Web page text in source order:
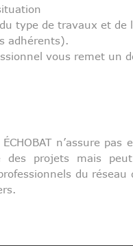
type de travaux et de
adhérents).
vous remet un
n’assure pas
des projets mais
du réseau